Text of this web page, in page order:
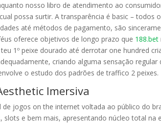
nosso libro de atendimento ao
possa surtir. A transparência é basic – todos
até métodos de pagamento, são
oferece objetivos de longo prazo que 188.bet
1º peixe dourado até derrotar one hundred
criando alguma sensação regular
o estudo dos padrões de traffico 2 peixes.
Imersiva
de jogos on the internet voltada ao público do
e bem mais, apresentando núcleo total na